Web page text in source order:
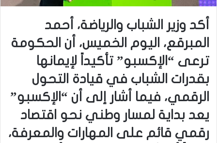
أكد وزير الشباب والرياضة، أحمد
المبرقع، اليوم الخميس، أن الحكومة
ترعى “الإكسبو” تأكيداً لإيمانها
بقدرات الشباب في قيادة التحول
الرقمي، فيما أشار إلى أن “الإكسبو”
يعد بداية لمسار وطني نحو اقتصاد
رقمي قائم على المهارات والمعرفة،